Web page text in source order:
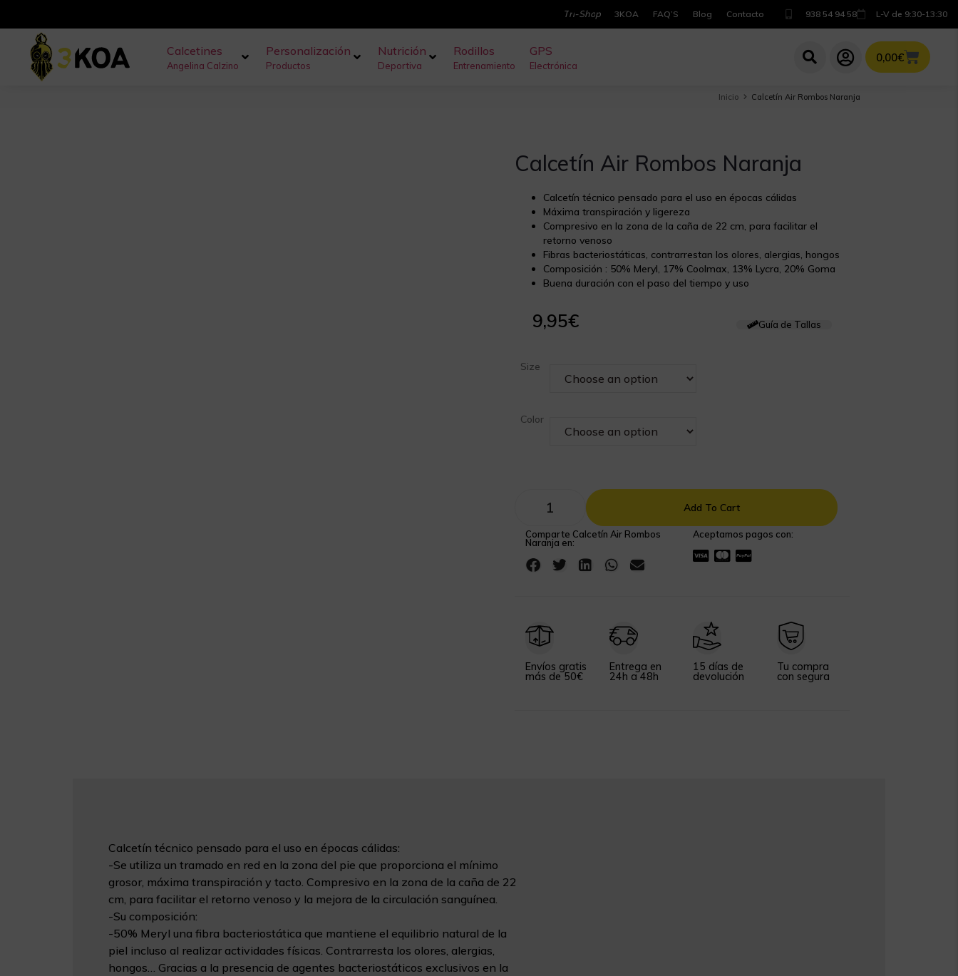
Tri-Shop 3KOA FAQ’S Blog Contacto 938 54 94 58 L-V de 9:30-13:30
Calcetines
Angelina Calzino
Personalización
Productos
Nutrición
Deportiva
Rodillos
Entrenamiento
GPS
Electrónica
0,00€
Inicio Calcetín Air Rombos Naranja
Calcetín Air Rombos Naranja
Calcetín técnico pensado para el uso en épocas cálidas
Máxima transpiración y ligereza
Compresivo en la zona de la caña de 22 cm, para facilitar el
retorno venoso
Fibras bacteriostáticas, contrarrestan los olores, alergias, hongos
Composición : 50% Meryl, 17% Coolmax, 13% Lycra, 20% Goma
Buena duración con el paso del tiempo y uso
9,95€ Guía de Tallas
Size
Color
Add To Cart
Comparte Calcetín Air Rombos
Naranja en:
Aceptamos pagos con:
Envíos gratis
más de 50€
Entrega en
24h a 48h
15 días de
devolución
Tu compra
con segura
Calcetín técnico pensado para el uso en épocas cálidas:
-Se utiliza un tramado en red en la zona del pie que proporciona el mínimo
grosor, máxima transpiración y tacto. Compresivo en la zona de la caña de 22
cm, para facilitar el retorno venoso y la mejora de la circulación sanguínea.
-Su composición:
-50% Meryl una fibra bacteriostática que mantiene el equilibrio natural de la
piel incluso al realizar actividades físicas. Contrarresta los olores, alergias,
hongos… Gracias a la presencia de agentes bacteriostáticos exclusivos en la